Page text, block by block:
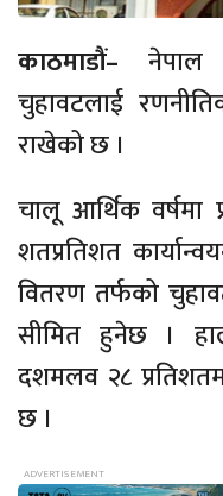
काठमाडौं– नेपाल
चुहावटलाई
राखेको छ ।
चालू आर्थिक
शतप्रतिशत
वितरण तर्फको
सीमित हुनेछ ।
दशमलव २८
छ ।